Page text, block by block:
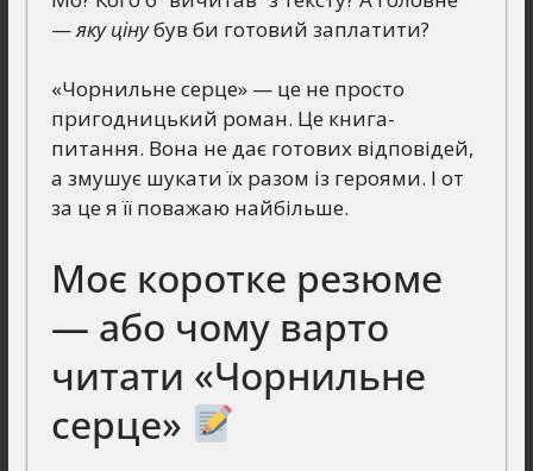
—яку цінубув би готовий заплатити?
«Чорнильне серце» — це не просто
пригодницький роман. Це книга-
питання. Вона не дає готових відповідей,
а змушує шукати їх разом із героями. І от
за це я її поважаю найбільше.
Моє коротке резюме
— або чому варто
читати «Чорнильне
серце»